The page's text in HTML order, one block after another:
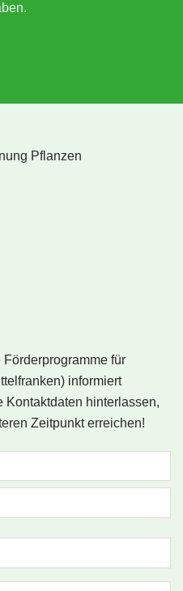
für
informiert
Kontaktdaten hinterlassen,
Zeitpunkt erreichen!